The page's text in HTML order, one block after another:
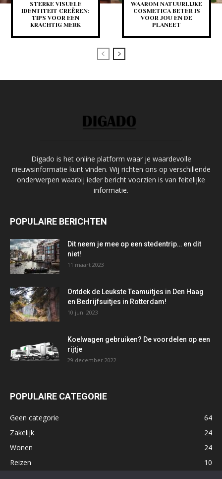
STERKE VISUELE
IDENTITEIT CREËREN:
TIPS VOOR EEN
KRACHTIG MERK
WAAROM NATUURLIJKE
COSMETICA BETER IS
VOOR JOU EN DE
PLANEET
Digado is het online platform waar je waardevolle
nieuwsinformatie kunt vinden. Wij richten ons op verschillende
onderwerpen waarbij ieder bericht voorzien is van feitelijke
informatie.
POPULAIRE BERICHTEN
Dit neem je mee op een stedentrip… en dit
niet!
11 maart 2023
Ontdek de Leukste Teamuitjes in Den Haag
en Bedrijfsuitjes in Rotterdam!
10 juni 2023
Koelwagen gebruiken? De voordelen op een
rijtje
29 december 2022
POPULAIRE CATEGORIE
Geen categorie
64
Zakelijk
24
Wonen
24
Reizen
10